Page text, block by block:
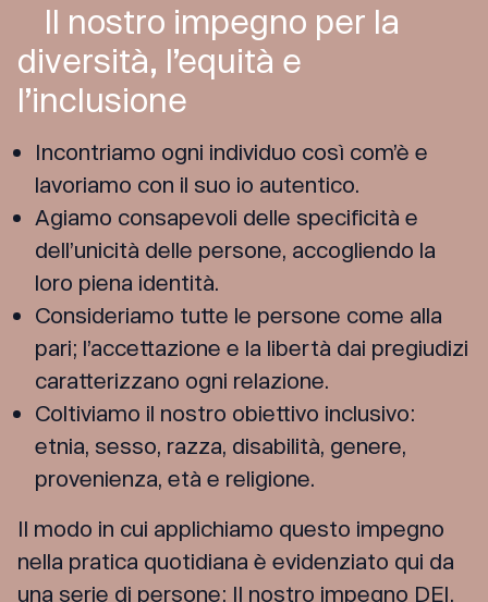
Il nostro impegno per la
diversità, l’equità e
l’inclusione
Incontriamo ogni individuo così com’è e
lavoriamo con il suo io autentico.
Agiamo consapevoli delle specificità e
dell’unicità delle persone, accogliendo la
loro piena identità.
Consideriamo tutte le persone come alla
pari; l’accettazione e la libertà dai pregiudizi
caratterizzano ogni relazione.
Coltiviamo il nostro obiettivo inclusivo:
etnia, sesso, razza, disabilità, genere,
provenienza, età e religione.
Il modo in cui applichiamo questo impegno
nella pratica quotidiana è evidenziato qui da
una serie di persone: Il nostro impegno DEI.